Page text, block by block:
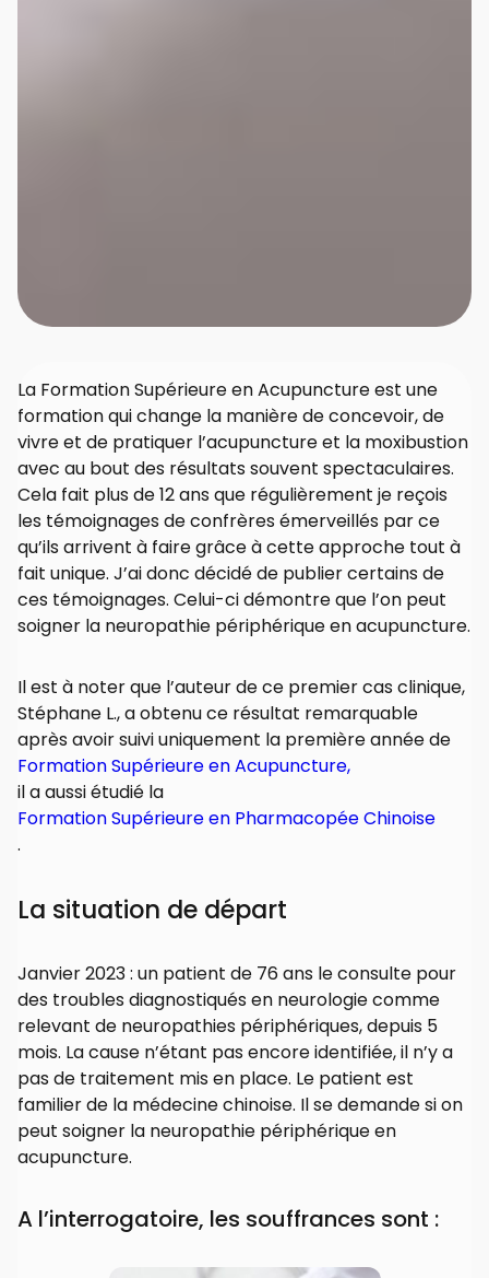
La Formation Supérieure en Acupuncture est une
formation qui change la manière de concevoir, de
vivre et de pratiquer l’acupuncture et la moxibustion
avec au bout des résultats souvent spectaculaires.
Cela fait plus de 12 ans que régulièrement je reçois
les témoignages de confrères émerveillés par ce
qu’ils arrivent à faire grâce à cette approche tout à
fait unique. J’ai donc décidé de publier certains de
ces témoignages. Celui-ci démontre que l’on peut
soigner la neuropathie périphérique en acupuncture.
Il est à noter que l’auteur de ce premier cas clinique,
Stéphane L., a obtenu ce résultat remarquable
après avoir suivi uniquement la première année de
Formation Supérieure en Acupuncture,
il a aussi étudié la
Formation Supérieure en Pharmacopée Chinoise
.
La situation de départ
Janvier 2023 : un patient de 76 ans le consulte pour
des troubles diagnostiqués en neurologie comme
relevant de neuropathies périphériques, depuis 5
mois. La cause n’étant pas encore identifiée, il n’y a
pas de traitement mis en place. Le patient est
familier de la médecine chinoise. Il se demande si on
peut soigner la neuropathie périphérique en
acupuncture.
A l’interrogatoire, les souffrances sont :